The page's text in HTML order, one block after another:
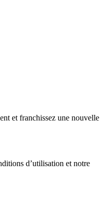
et franchissez une nouvelle
d’utilisation et notre